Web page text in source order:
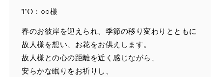
TO：○○様
春のお彼岸を迎えられ、季節の移り変わりとともに
故人様を想い、お花をお供えします。
故人様との心の距離を近く感じながら、
安らかな眠りをお祈りし、